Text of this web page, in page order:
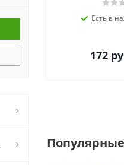
Есть в
172